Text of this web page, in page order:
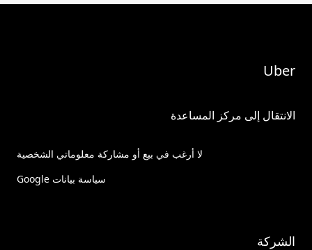
Uber
الانتقال إلى مركز المساعدة
لا أرغب في بيع أو مشاركة معلوماتي الشخصية
سياسة بيانات Google
الشركة